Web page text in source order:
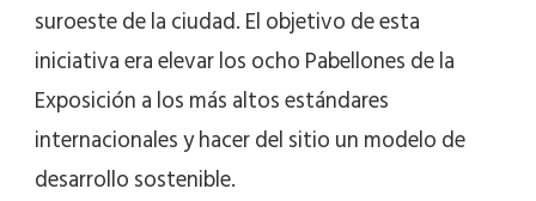
suroeste de la ciudad. El objetivo de esta
iniciativa era elevar los ocho Pabellones de la
Exposición a los más altos estándares
internacionales y hacer del sitio un modelo de
desarrollo sostenible.